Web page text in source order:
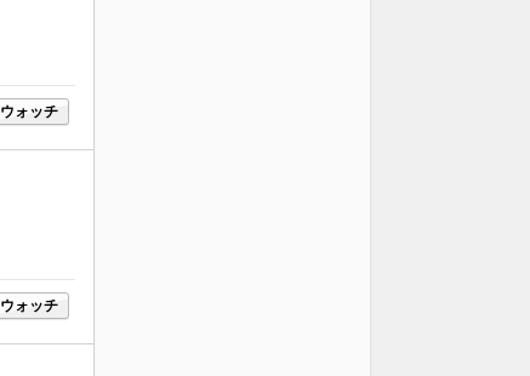
ウォッチ
ウォッチ